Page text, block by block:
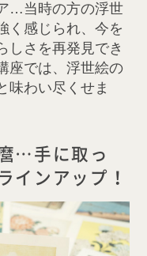
…当時の方の浮世
く感じられ、今を
しさを再発見でき
座では、浮世絵の
味わい尽くせま
…手に取っ
インアップ！